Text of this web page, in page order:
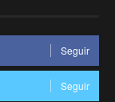
Seguir
Seguir